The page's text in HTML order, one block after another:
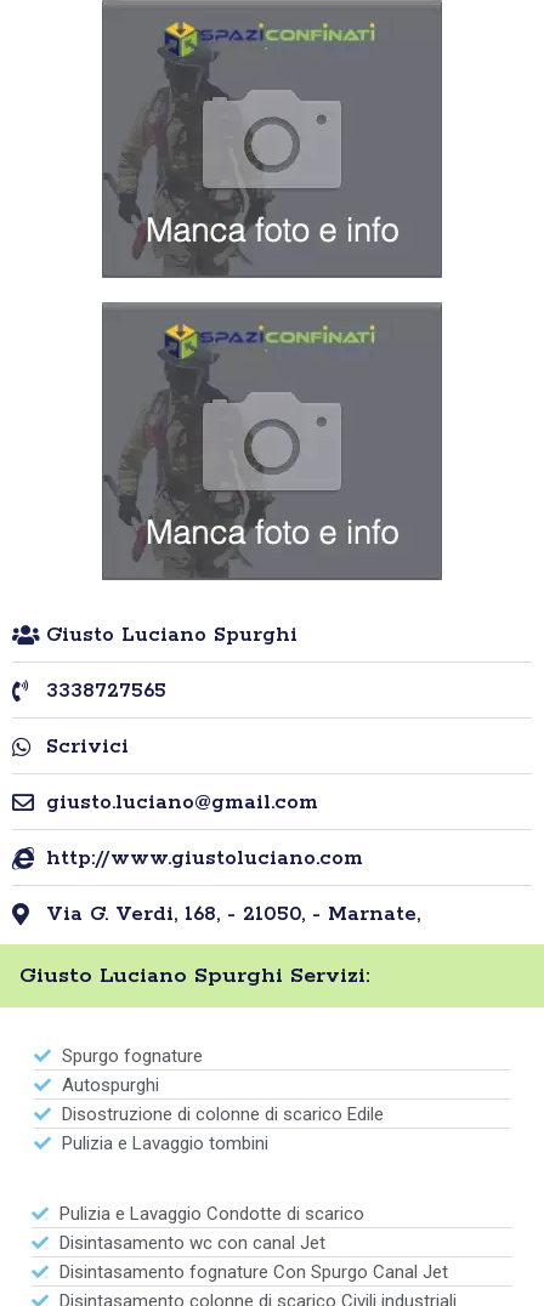
Giusto Luciano Spurghi
3338727565
Scrivici
giusto.luciano@gmail.com
http://www.giustoluciano.com
Via G. Verdi, 168, - 21050, - Marnate,
Giusto Luciano Spurghi Servizi:
Spurgo fognature
Autospurghi
Disostruzione di colonne di scarico Edile
Pulizia e Lavaggio tombini
Pulizia e Lavaggio Condotte di scarico
Disintasamento wc con canal Jet
Disintasamento fognature Con Spurgo Canal Jet
Disintasamento colonne di scarico Civili industriali